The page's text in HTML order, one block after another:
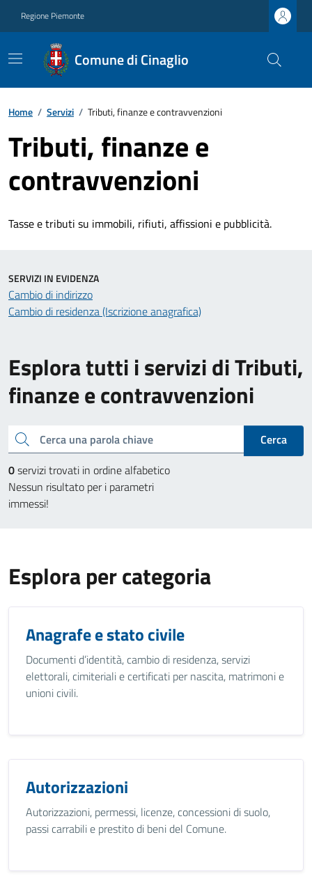
Regione Piemonte
Comune di Cinaglio
Home / Servizi / Tributi, finanze e contravvenzioni
Tributi, finanze e
contravvenzioni
Tasse e tributi su immobili, rifiuti, affissioni e pubblicità.
Esplora tutti i servizi di Tributi,
finanze e contravvenzioni
Cerca una parola chiave
Cerca
0servizi trovati in ordine alfabetico
Nessun risultato per i parametri
immessi!
SERVIZI IN EVIDENZA
Cambio di indirizzo
Cambio di residenza (Iscrizione anagrafica)
Esplora per categoria
Anagrafe e stato civile
Documenti d’identità, cambio di residenza, servizi
elettorali, cimiteriali e certificati per nascita, matrimoni e
unioni civili.
Autorizzazioni
Autorizzazioni, permessi, licenze, concessioni di suolo,
passi carrabili e prestito di beni del Comune.